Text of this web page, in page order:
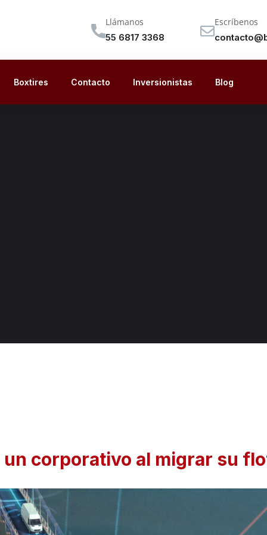
Llámanos
55 6817 3368
Escríbenos
Boxtires Contacto Inversionistas Blog
corporativo al migrar su